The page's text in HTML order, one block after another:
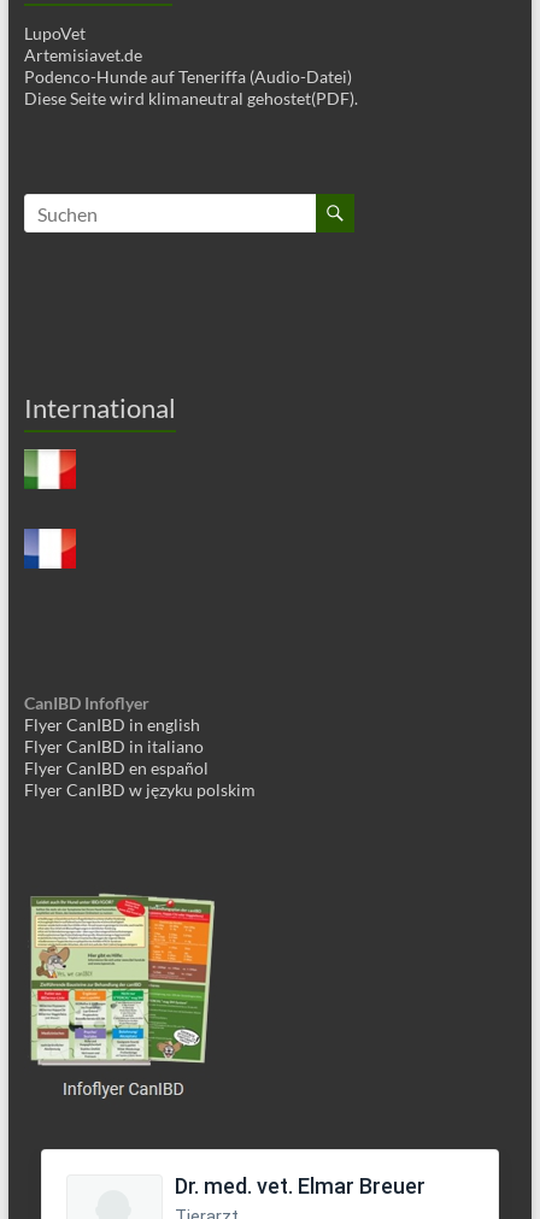
LupoVet
Artemisiavet.de
Podenco-Hunde auf Teneriffa (Audio-Datei)
Diese Seite wird klimaneutral gehostet(PDF).
International
CanIBD Infoflyer
Flyer CanIBD in english
Flyer CanIBD in italiano
Flyer CanIBD en español
Flyer CanIBD w języku polskim